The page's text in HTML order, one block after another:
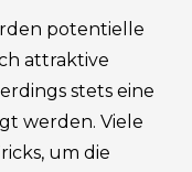
potentielle
attraktive
stets eine
werden. Viele
um die